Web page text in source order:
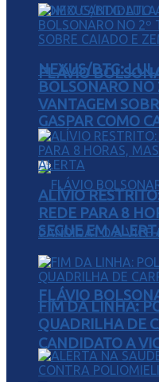
FLÁVIO
GASPAR COMO
FLÁVIO
CANDIDATO A
NEXUS/BTG:
BOLSONARO
VANTAGEM
ALÍVIO
REDE PARA 8
SEGUE EM
FIM DA LINHA:
QUADRILHA DE